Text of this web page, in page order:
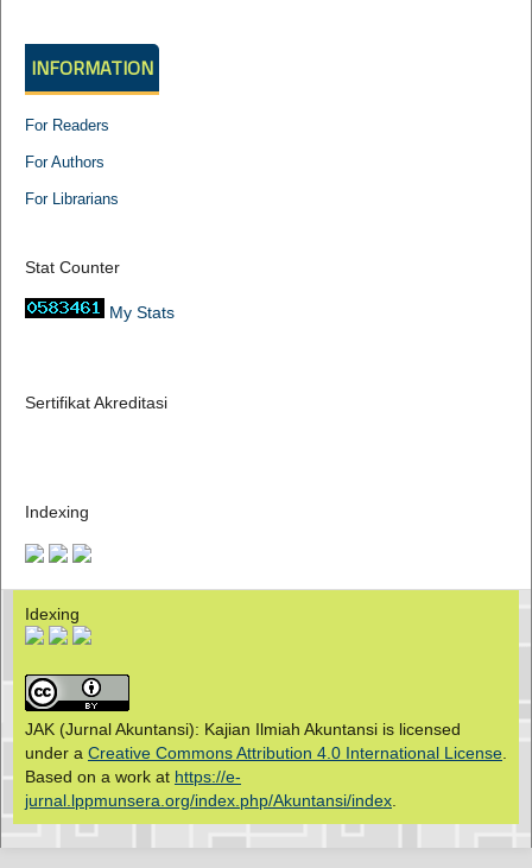
INFORMATION
For Readers
For Authors
For Librarians
Stat Counter
My Stats
Sertifikat Akreditasi
Indexing
Idexing
JAK (Jurnal Akuntansi): Kajian Ilmiah Akuntansi is licensed
under a Creative Commons Attribution 4.0 International License.
Based on a work at https://e-
jurnal.lppmunsera.org/index.php/Akuntansi/index.